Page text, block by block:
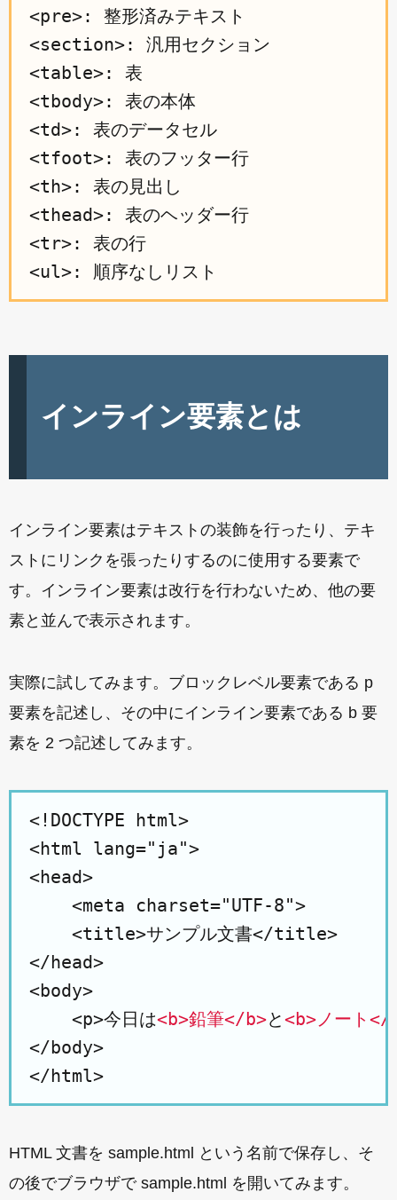
<pre>: 整形済みテキスト
<section>: 汎用セクション
<table>: 表
<tbody>: 表の本体
<td>: 表のデータセル
<tfoot>: 表のフッター行
<th>: 表の見出し
<thead>: 表のヘッダー行
<tr>: 表の行
インライン要素とは
インライン要素はテキストの装飾を行ったり、テキ
ストにリンクを張ったりするのに使用する要素で
す。インライン要素は改行を行わないため、他の要
素と並んで表示されます。
実際に試してみます。ブロックレベル要素である p
要素を記述し、その中にインライン要素である b 要
素を 2 つ記述してみます。
<!DOCTYPE html>
<html lang="ja">
<head>
    <meta charset="UTF-8">
    <title>サンプル文書</title>
</head>
<body>
    <p>今日は
<b>鉛筆</b>と<b>ノート</
</body>
HTML 文書を sample.html という名前で保存し、そ
の後でブラウザで sample.html を開いてみます。